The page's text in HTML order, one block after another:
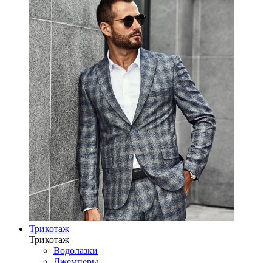
Трикотаж
Трикотаж
Водолазки